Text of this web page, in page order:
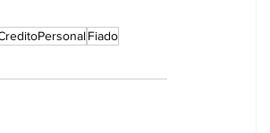
Fiado